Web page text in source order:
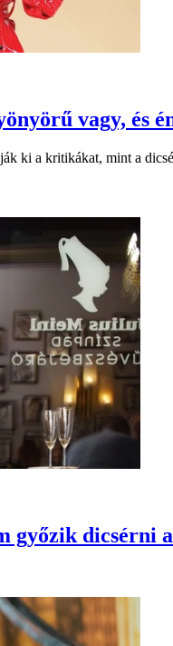
vagy, és
ki a kritikákat, mint a
győzik dicsérni